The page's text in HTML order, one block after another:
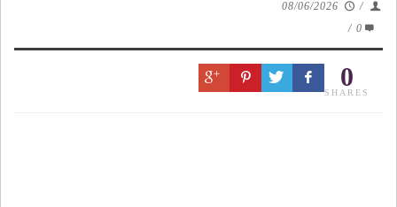
/
08/06/2026
0
/
0
SHARES